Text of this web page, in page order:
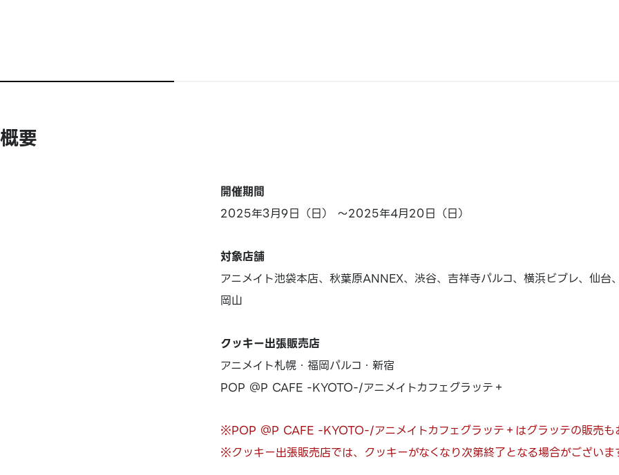
概要
開催期間
2025年3月9日（日） ～2025年4月20日（日）
対象店舗
アニメイト池袋本店、秋葉原ANNEX、渋谷、吉祥寺パルコ、横浜ビブレ、仙台
岡山
クッキー出張販売店
アニメイト札幌・福岡パルコ・新宿
POP ＠P CAFE -KYOTO-/アニメイトカフェグラッテ＋
※POP ＠P CAFE -KYOTO-/アニメイトカフェグラッテ＋はグラッテの販売も
※クッキー出張販売店では、クッキーがなくなり次第終了となる場合がございま